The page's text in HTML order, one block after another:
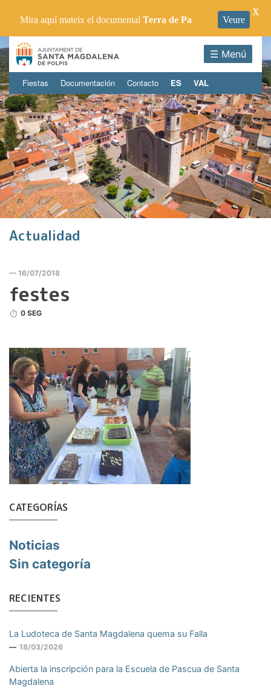
☰ Menú
Fiestas Documentación Contacto ES VAL
Actualidad
— 16/07/2018
festes
0 SEG
CATEGORÍAS
Noticias
Sin categoría
RECIENTES
La Ludoteca de Santa Magdalena quema su Falla
18/03/2026
Abierta la inscripción para la Escuela de Pascua de Santa
Magdalena
Mira aquí mateix el documental Terra de Pa Veure
X